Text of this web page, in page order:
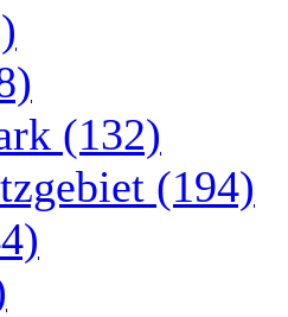
(132)
(194)